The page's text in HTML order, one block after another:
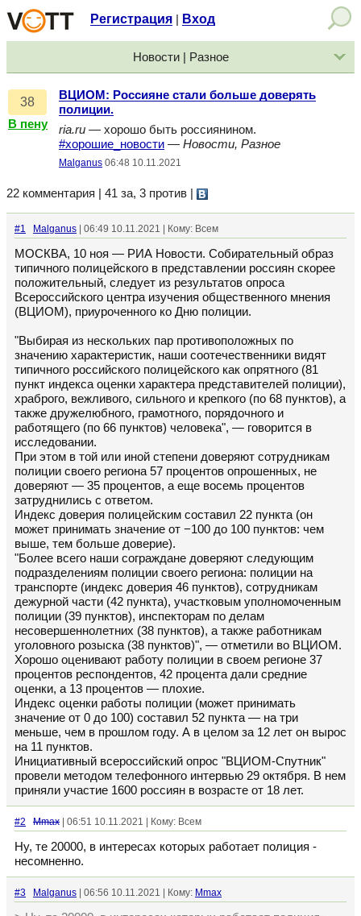
Регистрация Вход
Новости | Разное
38
В пену
ВЦИОМ: Россияне стали больше доверять
полиции.
ria.ru — хорошо быть россиянином.
#хорошие_новости — Новости, Разное
Malganus 06:48 10.11.2021
22 комментария | 41 за, 3 против
#1 Malganus | 06:49 10.11.2021 | Кому: Всем
МОСКВА, 10 ноя — РИА Новости. Cобирательный образ
типичного полицейского в представлении россиян скорее
положительный, следует из результатов опроса
Всероссийского центра изучения общественного мнения
(ВЦИОМ), приуроченного ко Дню полиции.
"Выбирая из нескольких пар противоположных по
значению характеристик, наши соотечественники видят
типичного российского полицейского как опрятного (81
пункт индекса оценки характера представителей полиции),
храброго, вежливого, сильного и крепкого (по 68 пунктов), а
также дружелюбного, грамотного, порядочного и
работящего (по 66 пунктов) человека", — говорится в
исследовании.
При этом в той или иной степени доверяют сотрудникам
полиции своего региона 57 процентов опрошенных, не
доверяют — 35 процентов, а еще восемь процентов
затруднились с ответом.
Индекс доверия полицейским составил 22 пункта (он
может принимать значение от −100 до 100 пунктов: чем
выше, тем больше доверие).
"Более всего наши сограждане доверяют следующим
подразделениям полиции своего региона: полиции на
транспорте (индекс доверия 46 пунктов), сотрудникам
дежурной части (42 пункта), участковым уполномоченным
полиции (39 пунктов), инспекторам по делам
несовершеннолетних (38 пунктов), а также работникам
уголовного розыска (38 пунктов)", — отметили во ВЦИОМ.
Хорошо оценивают работу полиции в своем регионе 37
процентов респондентов, 42 процента дали средние
оценки, а 13 процентов — плохие.
Индекс оценки работы полиции (может принимать
значение от 0 до 100) составил 52 пункта — на три
меньше, чем в прошлом году. А в целом за 12 лет он вырос
на 11 пунктов.
Инициативный всероссийский опрос "ВЦИОМ-Спутник"
провели методом телефонного интервью 29 октября. В нем
приняли участие 1600 россиян в возрасте от 18 лет.
#2 Mmax | 06:51 10.11.2021 | Кому: Всем
Ну, те 20000, в интересах которых работает полиция -
несомненно.
#3 Malganus | 06:56 10.11.2021 | Кому: Mmax